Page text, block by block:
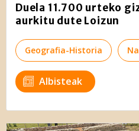
Duela 11.700 urteko
aurkitu dute Loizun
Geografia-Historia
Albisteak